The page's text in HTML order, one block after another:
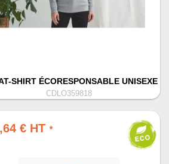
SHIRT ÉCORESPONSABLE UNISEXE
CDLO359818
€ HT *